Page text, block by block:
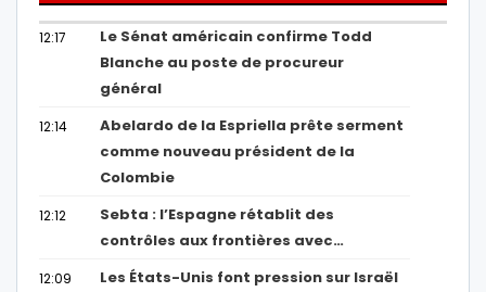
12:17
Le Sénat américain confirme Todd
Blanche au poste de procureur
général
12:14
Abelardo de la Espriella prête serment
comme nouveau président de la
Colombie
12:12
Sebta : l’Espagne rétablit des
contrôles aux frontières avec…
12:09
Les États-Unis font pression sur Israël